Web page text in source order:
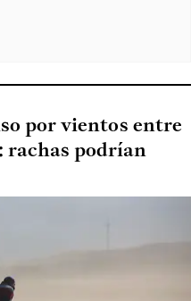
por vientos entre
rachas podrían